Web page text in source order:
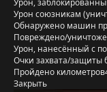
Урон,
Урон союзникам
Обнаружено машин
Повреждено/
Урон, нанесённый с
Очки захвата/защиты
Пройдено километров
Закрыть